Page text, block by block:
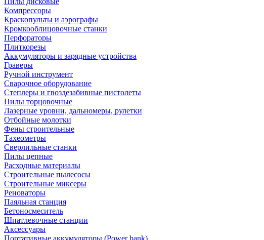
Компрессоры
Краскопульты и аэрографы
Кромкооблицовочные станки
Перфораторы
Плиткорезы
Аккумуляторы и зарядные устройства
Граверы
Ручной инструмент
Сварочное оборудование
Степлеры и гвоздезабивные пистолеты
Пилы торцовочные
Лазерные уровни, дальномеры, рулетки
Отбойные молотки
Фены строительные
Тахеометры
Сверлильные станки
Пилы цепные
Расходные материалы
Строительные пылесосы
Строительные миксеры
Реноваторы
Паяльная станция
Бетоносмеситель
Шпатлевочные станции
Аксессуары
Портативные аккумуляторы (Power bank)